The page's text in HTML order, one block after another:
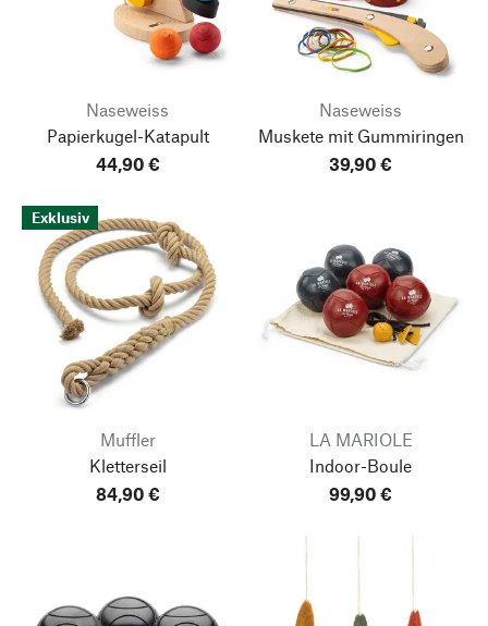
Naseweiss
Papierkugel-Katapult
44,90 €
Naseweiss
Muskete mit Gummiringen
39,90 €
Exklusiv
Muffler
Kletterseil
84,90 €
LA MARIOLE
Indoor-Boule
99,90 €